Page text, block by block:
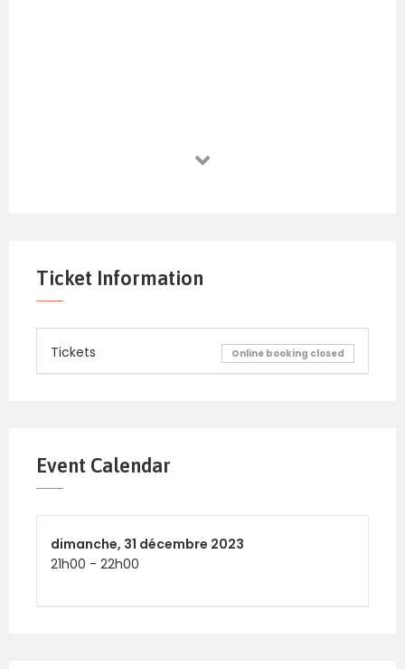
Ticket Information
Tickets Online booking closed
Event Calendar
dimanche, 31 décembre 2023
21h00 - 22h00